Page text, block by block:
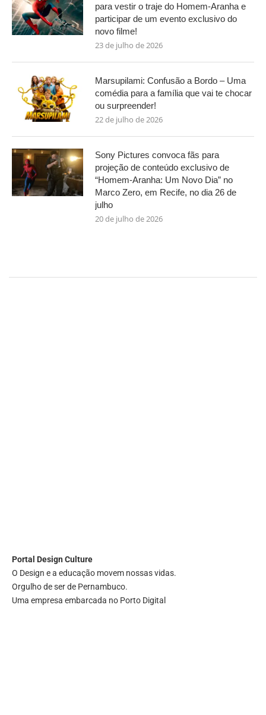
para vestir o traje do Homem-Aranha e
participar de um evento exclusivo do
novo filme!
23 de julho de 2026
Marsupilami: Confusão a Bordo – Uma
comédia para a família que vai te chocar
ou surpreender!
22 de julho de 2026
Sony Pictures convoca fãs para
projeção de conteúdo exclusivo de
“Homem-Aranha: Um Novo Dia” no
Marco Zero, em Recife, no dia 26 de
julho
20 de julho de 2026
Portal Design Culture
O Design e a educação movem nossas vidas.
Orgulho de ser de Pernambuco.
Uma empresa embarcada no Porto Digital